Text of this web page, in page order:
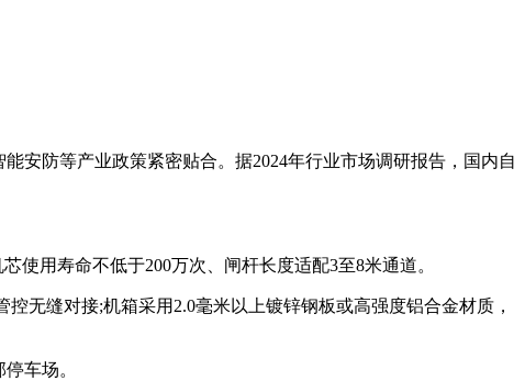
防等产业政策紧密贴合。据2024年行业市场调研报告，国内自
用寿命不低于200万次、闸杆长度适配3至8米通道。
缝对接;机箱采用2.0毫米以上镀锌钢板或高强度铝合金材质，
车场。